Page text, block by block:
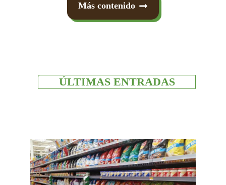
Más contenido
ÚLTIMAS ENTRADAS